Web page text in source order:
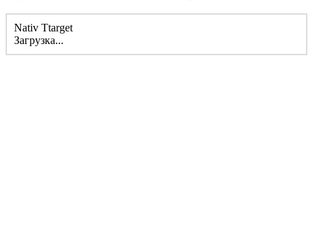
Nativ Ttarget
Загрузка...